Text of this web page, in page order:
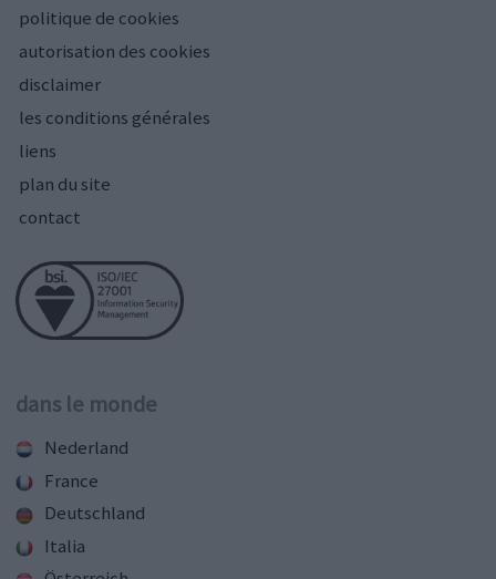
politique de cookies
autorisation des cookies
disclaimer
les conditions générales
liens
plan du site
contact
dans le monde
Nederland
France
Deutschland
Italia